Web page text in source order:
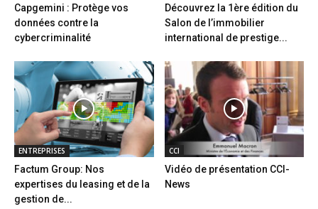
Capgemini : Protège vos
données contre la
cybercriminalité
Découvrez la 1ère édition du
Salon de l’immobilier
international de prestige...
ENTREPRISES
Factum Group: Nos
expertises du leasing et de la
gestion de...
CCI
Vidéo de présentation CCI-
News